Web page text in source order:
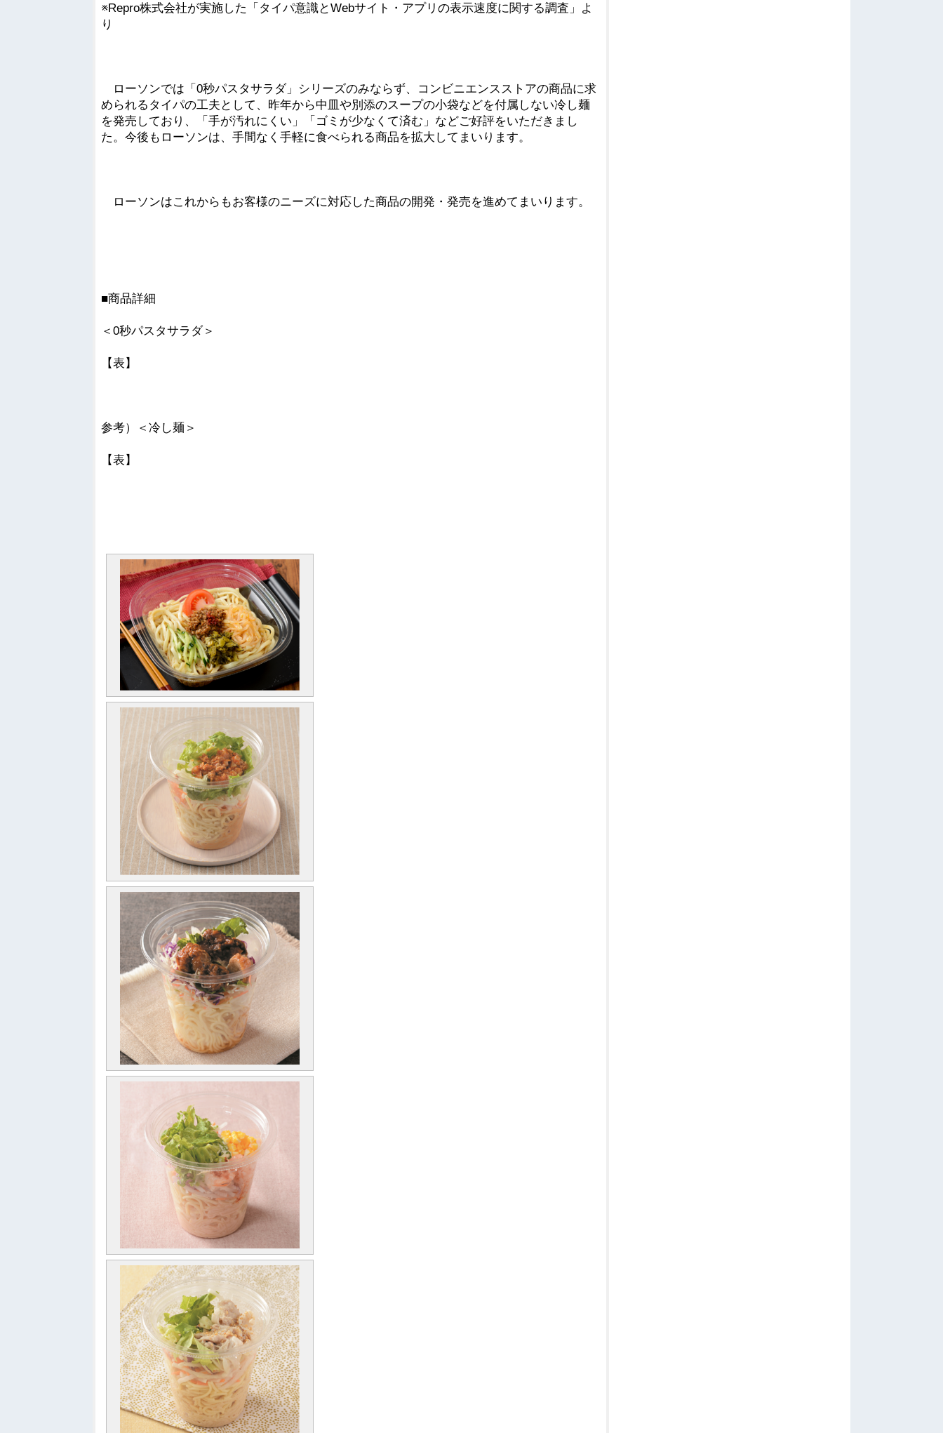
※Repro株式会社が実施した「タイパ意識とWebサイト・アプリの表示速度に関する調査」よ
り
ローソンでは「0秒パスタサラダ」シリーズのみならず、コンビニエンスストアの商品に求
められるタイパの工夫として、昨年から中皿や別添のスープの小袋などを付属しない冷し麺
を発売しており、「手が汚れにくい」「ゴミが少なくて済む」などご好評をいただきまし
た。今後もローソンは、手間なく手軽に食べられる商品を拡大してまいります。
ローソンはこれからもお客様のニーズに対応した商品の開発・発売を進めてまいります。
■商品詳細
＜0秒パスタサラダ＞
【表】
参考）＜冷し麺＞
【表】